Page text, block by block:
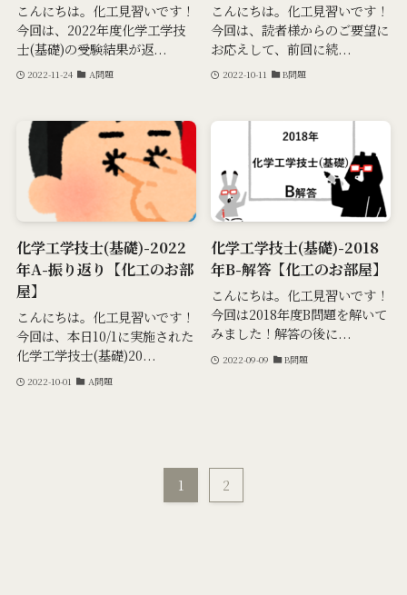
こんにちは。化工見習いです！
今回は、2022年度化学工学技
士(基礎)の受験結果が返...
2022-11-24 A問題
こんにちは。化工見習いです！
今回は、読者様からのご要望に
お応えして、前回に続...
2022-10-11 B問題
化学工学技士(基礎)-2022
年A-振り返り【化工のお部
屋】
こんにちは。化工見習いです！
今回は、本日10/1に実施された
化学工学技士(基礎)20...
2022-10-01 A問題
化学工学技士(基礎)-2018
年B-解答【化工のお部屋】
こんにちは。化工見習いです！
今回は2018年度B問題を解いて
みました！解答の後に...
2022-09-09 B問題
1 2